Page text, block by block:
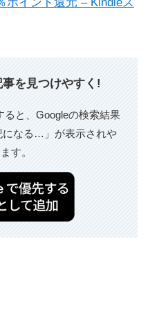
ポイント還元 – Kindleス
を見つけやすく!
ると、Googleの検索結果
になる…」が表示されや
す。